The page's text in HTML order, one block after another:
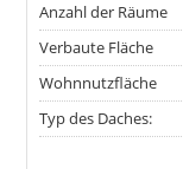
Anzahl der Räume
Verbaute Fläche
Wohnnutzfläche
Typ des Daches: